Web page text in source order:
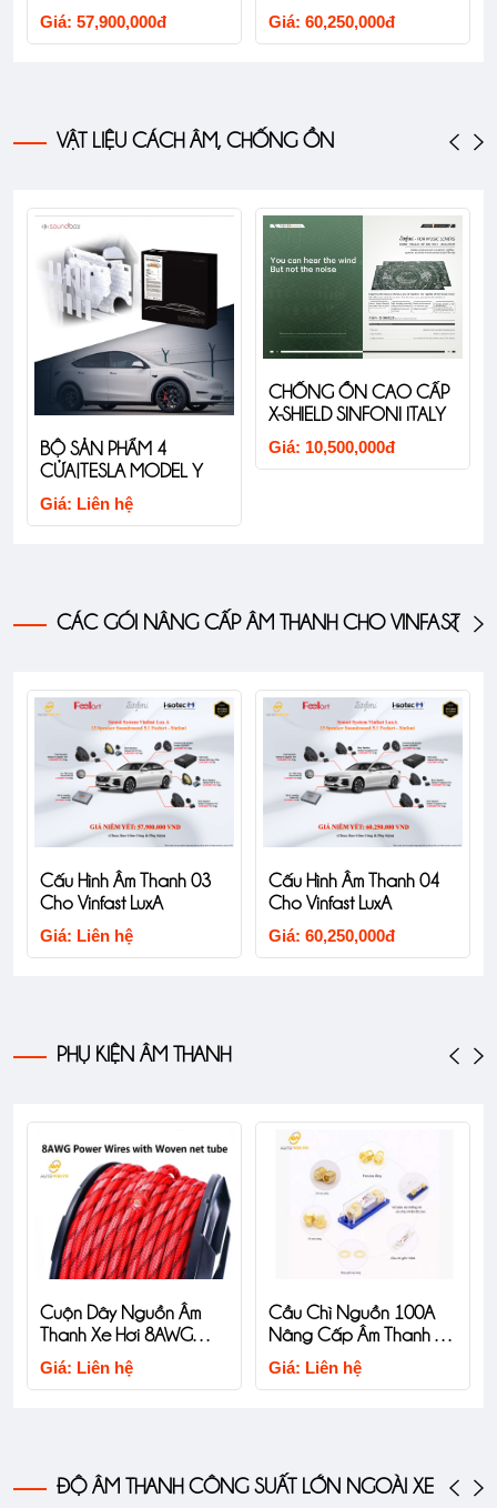
Giá: 57,900,000đ Giá: 60,250,000đ
VẬT LIỆU CÁCH ÂM, CHỐNG ỒN
BỘ SẢN PHẨM 4
CỬA|TESLA MODEL Y
Giá: Liên hệ
CHỐNG ỒN CAO CẤP
X-SHIELD SINFONI ITALY
Giá: 10,500,000đ
CÁC GÓI NÂNG CẤP ÂM THANH CHO VINFAST
Cấu Hình Âm Thanh 03
Cho Vinfast LuxA
Giá: Liên hệ
Cấu Hình Âm Thanh 04
Cho Vinfast LuxA
Giá: 60,250,000đ
PHỤ KIỆN ÂM THANH
Cuộn Dây Nguồn Âm
Thanh Xe Hơi 8AWG
Nâng Cấp Âm Thanh Xe
Hơi
Giá: Liên hệ
Cầu Chì Nguồn 100A
Nâng Cấp Âm Thanh Xe
Hơi
Giá: Liên hệ
ĐỘ ÂM THANH CÔNG SUẤT LỚN NGOÀI XE